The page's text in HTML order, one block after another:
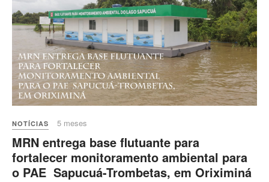
NOTÍCIAS 5 meses
MRN entrega base flutuante para
fortalecer monitoramento ambiental para
o PAE Sapucuá-Trombetas, em Oriximiná